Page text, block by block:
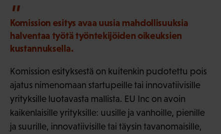
Komission esitys avaa uusia mahdollisuuksia
halventaa työtä työntekijöiden oikeuksien
kustannuksella.
Komission esityksestä on kuitenkin pudotettu pois
ajatus nimenomaan startupeille tai innovatiivisille
yrityksille luotavasta mallista. EU Inc on avoin
kaikenlaisille yrityksille: uusille ja vanhoille, pienille
ja suurille, innovatiivisille tai täysin tavanomaisille,